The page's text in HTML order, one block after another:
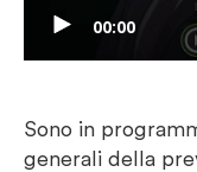
00:00
Sono in
generali della